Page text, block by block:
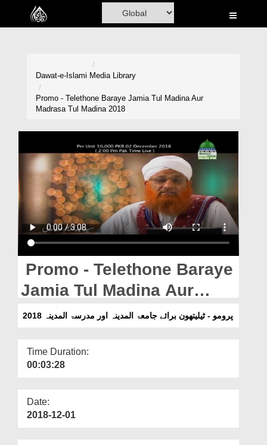
Home
Donation
Magazine
Departments
Our Websites
More
Dawat-e-Islami Media Library
Promo - Telethone Baraye Jamia Tul Madina Aur
Madrasa Tul Madina 2018
Promo - Telethone Baraye
Jamia Tul Madina Aur
Madrasa Tul Madina 2018
پرومو - ٹیلیتھون برائے جامعۃ المدینہ اور مدرسۃ المدینہ 2018
Time Duration:
00:03:28
Date:
2018-12-01